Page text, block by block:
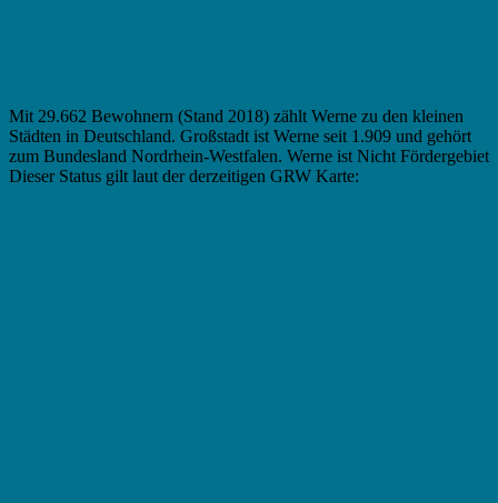
Mit 29.662 Bewohnern (Stand 2018) zählt Werne zu den kleinen
Städten in Deutschland. Großstadt ist Werne seit 1.909 und gehört
zum Bundesland Nordrhein-Westfalen. Werne ist Nicht Fördergebiet
Dieser Status gilt laut der derzeitigen GRW Karte: